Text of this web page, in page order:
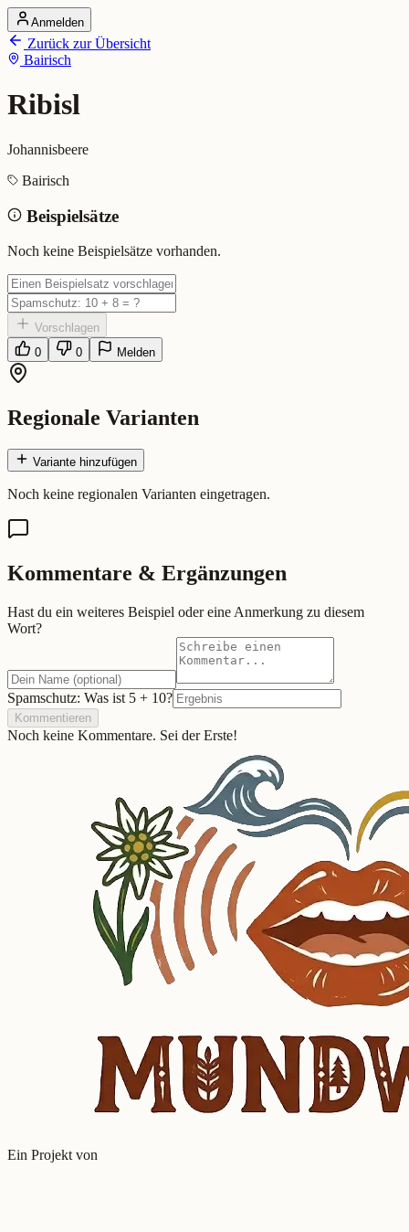
Startseite
Alle Dialekte
Dialekte vergleichen
Dialekt-Karte
Ranking
Ribisl (Bairisch)
Bedeutung: Johannisbeere
Eingereicht von: Mundwerk Team
Anmelden
Zurück zur Übersicht
Bairisch
Ribisl
Johannisbeere
Bairisch
Beispielsätze
Noch keine Beispielsätze vorhanden.
Vorschlagen
0
0 Melden
Regionale Varianten
Variante hinzufügen
Noch keine regionalen Varianten eingetragen.
Kommentare & Ergänzungen
Hast du ein weiteres Beispiel oder eine Anmerkung zu diesem
Wort?
Spamschutz: Was ist 5 + 10?
Kommentieren
Noch keine Kommentare. Sei der Erste!
Ein Projekt von